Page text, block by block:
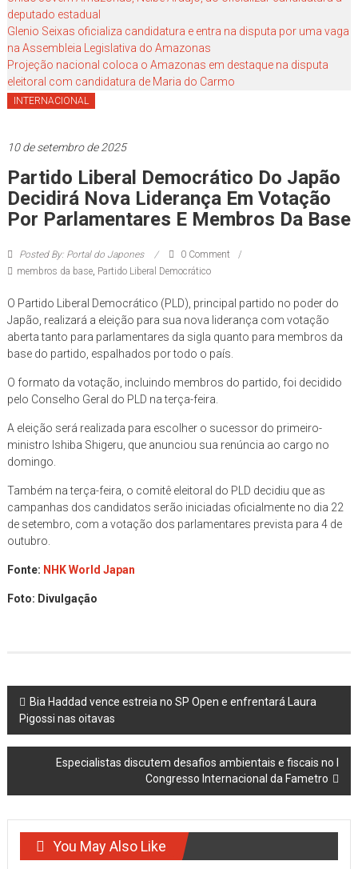
deputado estadual
Glenio Seixas oficializa candidatura e entra na disputa por uma vaga
na Assembleia Legislativa do Amazonas
Projeção nacional coloca o Amazonas em destaque na disputa
eleitoral com candidatura de Maria do Carmo
INTERNACIONAL
10 de setembro de 2025
Partido Liberal Democrático Do Japão
Decidirá Nova Liderança Em Votação
Por Parlamentares E Membros Da Base
Posted By: Portal do Japones
0 Comment
membros da base, Partido Liberal Democrático
O Partido Liberal Democrático (PLD), principal partido no poder do
Japão, realizará a eleição para sua nova liderança com votação
aberta tanto para parlamentares da sigla quanto para membros da
base do partido, espalhados por todo o país.
O formato da votação, incluindo membros do partido, foi decidido
pelo Conselho Geral do PLD na terça-feira.
A eleição será realizada para escolher o sucessor do primeiro-
ministro Ishiba Shigeru, que anunciou sua renúncia ao cargo no
domingo.
Também na terça-feira, o comitê eleitoral do PLD decidiu que as
campanhas dos candidatos serão iniciadas oficialmente no dia 22
de setembro, com a votação dos parlamentares prevista para 4 de
outubro.
Fonte: NHK World Japan
Foto: Divulgação
Post
navigation
Bia Haddad vence estreia no SP Open e enfrentará Laura
Pigossi nas oitavas
Especialistas discutem desafios ambientais e fiscais no I
Congresso Internacional da Fametro
You May Also Like